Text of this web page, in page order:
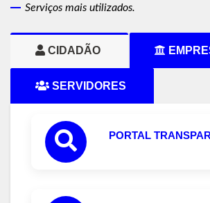
Serviços mais utilizados.
CIDADÃO
SERVIDORES
PORTAL